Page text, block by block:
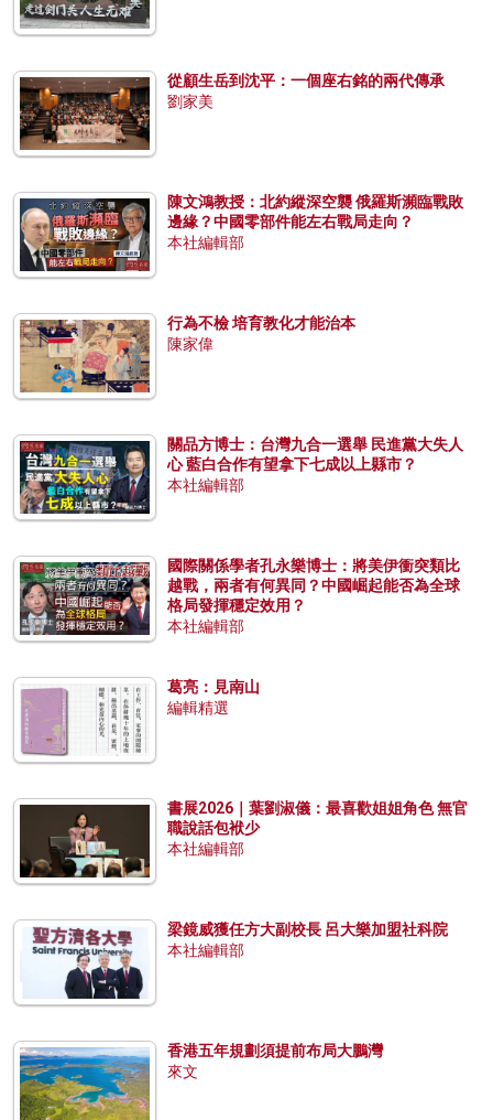
從顧生岳到沈平：一個座右銘的兩代傳承
劉家美
陳文鴻教授：北約縱深空襲 俄羅斯瀕臨戰敗
邊緣？中國零部件能左右戰局走向？
本社編輯部
行為不檢 培育教化才能治本
陳家偉
關品方博士：台灣九合一選舉 民進黨大失人
心 藍白合作有望拿下七成以上縣市？
本社編輯部
國際關係學者孔永樂博士：將美伊衝突類比
越戰，兩者有何異同？中國崛起能否為全球
格局發揮穩定效用？
本社編輯部
葛亮：見南山
編輯精選
書展2026｜葉劉淑儀：最喜歡姐姐角色 無官
職說話包袱少
本社編輯部
梁鏡威獲任方大副校長 呂大樂加盟社科院
本社編輯部
香港五年規劃須提前布局大鵬灣
來文